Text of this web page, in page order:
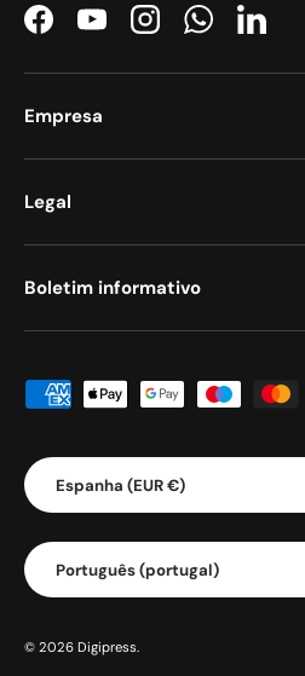
FacebookYouTubeInstagramWhatsApp
Empresa
Legal
Boletim informativo
Métodos de pagamento aceites
País/Região
Espanha (EUR €)
Idioma
Português (portugal)
© 2026 Digipress.